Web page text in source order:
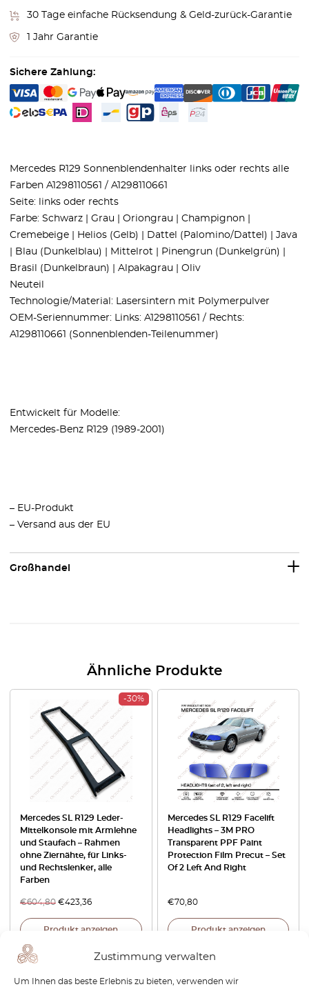
Zustimmung verwalten
Um Ihnen das beste Erlebnis zu bieten, verwenden wir
30 Tage einfache Rücksendung & Geld-zurück-Garantie
1 Jahr Garantie
Sichere Zahlung:
Mercedes R129 Sonnenblendenhalter links oder rechts alle
Farben A1298110561 / A1298110661
Seite: links oder rechts
Farbe: Schwarz | Grau | Oriongrau | Champignon |
Cremebeige | Helios (Gelb) | Dattel (Palomino/Dattel) | Java
| Blau (Dunkelblau) | Mittelrot | Pinengrun (Dunkelgrün) |
Brasil (Dunkelbraun) | Alpakagrau | Oliv
Neuteil
Technologie/Material: Lasersintern mit Polymerpulver
OEM-Seriennummer: Links: A1298110561 / Rechts:
A1298110661 (Sonnenblenden-Teilenummer)
Entwickelt für Modelle:
Mercedes-Benz R129 (1989-2001)
– EU-Produkt
– Versand aus der EU
Großhandel
Ähnliche Produkte
-30%
Mercedes SL R129 Leder-
Mittelkonsole mit Armlehne
und Staufach – Rahmen
ohne Ziernähte, für Links-
und Rechtslenker, alle
Farben
€604,80 €423,36
Produkt anzeigen
Mercedes SL R129 Facelift
Headlights – 3M PRO
Transparent PPF Paint
Protection Film Precut – Set
Of 2 Left And Right
€70,80
Produkt anzeigen